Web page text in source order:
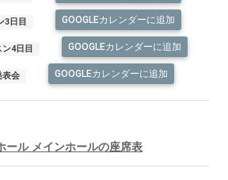
3日目 GOOGLEカレンダーに追加
ン4日目 GOOGLEカレンダーに追加
表会 GOOGLEカレンダーに追加
ール メインホールの座席表